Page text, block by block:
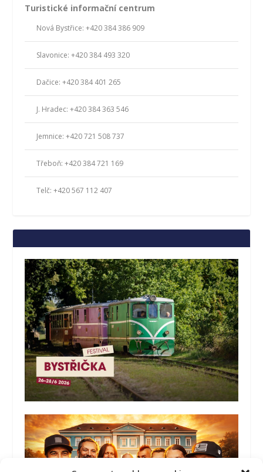
Turistické informační centrum
Nová Bystřice: +420 384 386 909
Slavonice: +420 384 493 320
Dačice: +420 384 401 265
J. Hradec: +420 384 363 546
Jemnice: +420 721 508 737
Třeboň: +420 384 721 169
Telč: +420 567 112 407